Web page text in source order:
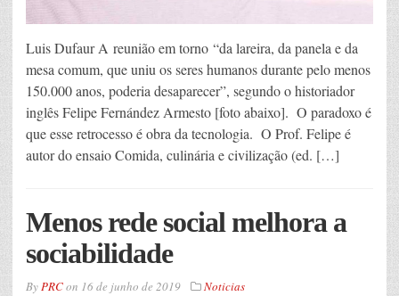
Luis Dufaur A reunião em torno “da lareira, da panela e da
mesa comum, que uniu os seres humanos durante pelo menos
150.000 anos, poderia desaparecer”, segundo o historiador
inglês Felipe Fernández Armesto [foto abaixo]. O paradoxo é
que esse retrocesso é obra da tecnologia. O Prof. Felipe é
autor do ensaio Comida, culinária e civilização (ed. […]
Menos rede social melhora a
sociabilidade
ByPRCon 16 de junho de 2019 Noticias